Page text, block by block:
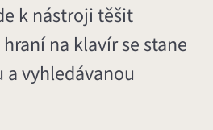
k nástroji těšit
na klavír se stane
a vyhledávanou